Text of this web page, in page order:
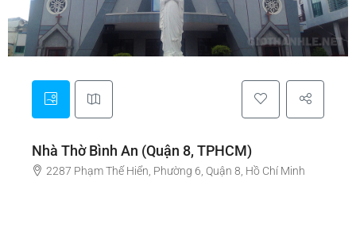
Nhà Thờ Bình An (Quận 8, TPHCM)
2287 Phạm Thế Hiển, Phường 6, Quận 8, Hồ Chí Minh